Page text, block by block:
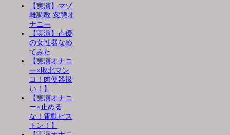
【実演】マゾ
雌調教 変態オ
ナニー
【実演】声優
の女性器なめ
てみた
【実演オナニ
ー×敗北マン
コ！肉便器扱
い！】
【実演オナニ
ー×止める
な！電動ピス
トン！】